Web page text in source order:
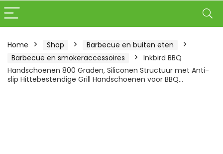
Home Shop
Barbecue en buiten eten
Barbecue en smokeraccessoires
Inkbird BBQ
Handschoenen 800 Graden, Siliconen Structuur met Anti-
slip Hittebestendige Grill Handschoenen voor BBQ…